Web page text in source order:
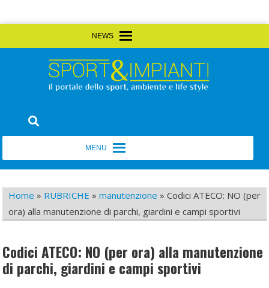
to
Sport&Impianti
Home » RUBRICHE »manutenzione »Codici ATECO: NO (per
ora) alla manutenzione di parchi, giardini e campi sportivi
Codici ATECO: NO (per ora) alla manutenzione
di parchi, giardini e campi sportivi